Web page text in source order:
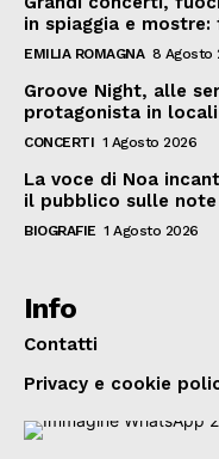
in spiaggia e
EMILIA ROMAGNA 8 Agosto
Groove Night, alle
protagonista in
CONCERTI 1 Agosto 2026
La voce di Noa
il pubblico sulle note
BIOGRAFIE 1 Agosto 2026
Info
Contatti
Privacy e cookie